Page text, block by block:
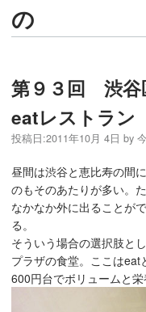
の
第９３回 渋谷
eatレストラン
投稿日:2011年10月 4日 by
昼間は渋谷と恵比寿の間
のもそのあたりが多い。
なかなか外に出ることが
る。
そういう場合の選択肢と
プラザの食堂。ここは
600円台でボリュームと栄